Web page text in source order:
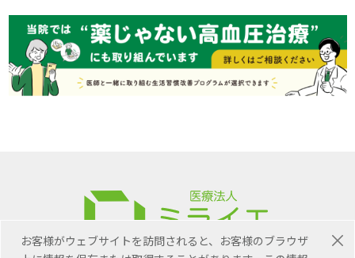
お客様がウェブサイトを訪問されると、お客様のブラウザ